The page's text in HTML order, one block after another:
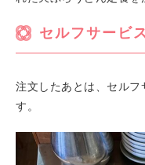
セルフサービ
注文したあとは、セルフ
す。